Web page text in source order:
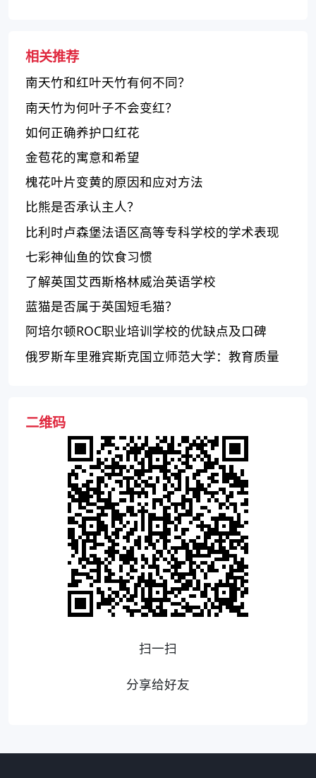
相关推荐
南天竹和红叶天竹有何不同？
南天竹为何叶子不会变红？
如何正确养护口红花
金苞花的寓意和希望
槐花叶片变黄的原因和应对方法
比熊是否承认主人？
比利时卢森堡法语区高等专科学校的学术表现
如何？
七彩神仙鱼的饮食习惯
了解英国艾西斯格林威治英语学校
蓝猫是否属于英国短毛猫？
阿培尔顿ROC职业培训学校的优缺点及口碑
俄罗斯车里雅宾斯克国立师范大学：教育质量
二维码
扫一扫
分享给好友